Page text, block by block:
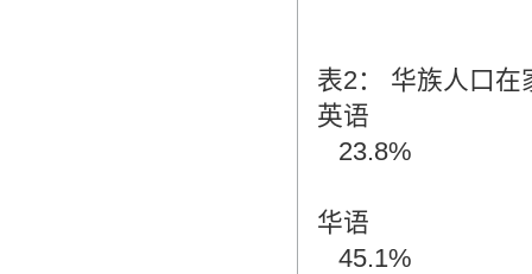
表2： 华族人口在
英语
23.8%
华语
45.1%